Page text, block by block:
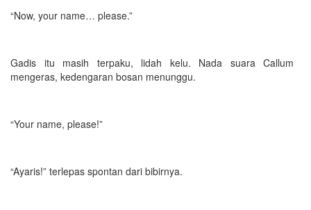
“Now, your name… please.”
Gadis itu masih terpaku, lidah kelu. Nada suara Callum
mengeras, kedengaran bosan menunggu.
“Your name, please!”
“Ayaris!” terlepas spontan dari bibirnya.